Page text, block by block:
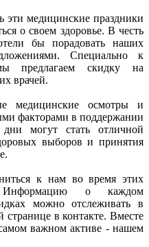
эти медицинские праздники
о своем здоровье. В честь
бы порадовать наших
Специально к
предлагаем скидку на
врачей.
медицинские осмотры и
факторами в поддержании
дни могут стать отличной
выборов и принятия
к нам во время этих
Информацию о каждом
можно отслеживать в
в контакте. Вместе
важном активе - нашем